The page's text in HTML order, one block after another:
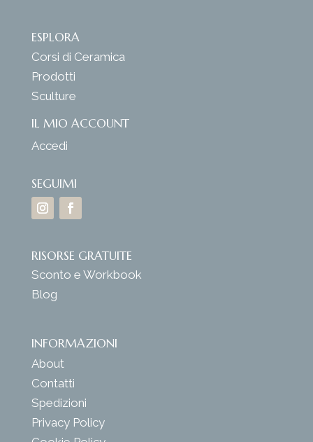
ESPLORA
Corsi di Ceramica
Prodotti
Sculture
IL MIO ACCOUNT
Accedi
SEGUIMI
RISORSE GRATUITE
Sconto e Workbook
Blog
INFORMAZIONI
About
Contatti
Spedizioni
Privacy Policy